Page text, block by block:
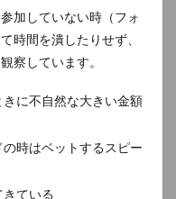
加していない時（フォ
時間を潰したりせず、
察しています。
に不自然な大きい金額
時はベットするスピー
きている